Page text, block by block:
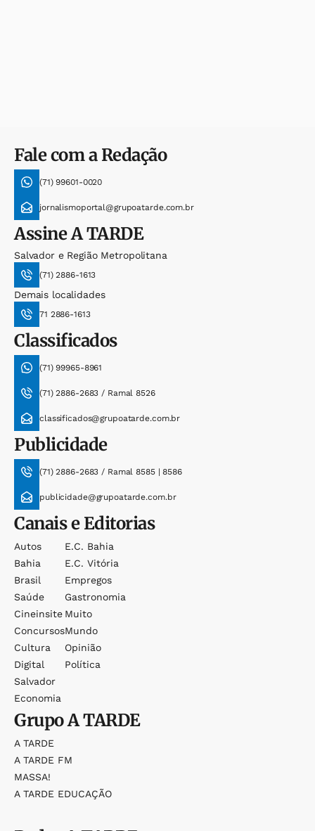
Fale com a Redação
(71) 99601-0020
jornalismoportal@grupoatarde.com.br
AssineA TARDE
Salvador e Região Metropolitana
(71) 2886-1613
Demais localidades
71 2886-1613
Classificados
(71) 99965-8961
(71) 2886-2683 / Ramal 8526
classificados@grupoatarde.com.br
Publicidade
(71) 2886-2683 / Ramal 8585 | 8586
publicidade@grupoatarde.com.br
Canais e Editorias
Autos
Bahia
Brasil
Saúde
Cineinsite
Concursos
Cultura
Digital
Salvador
Economia
E.c. Bahia
E.c. Vitória
Empregos
Gastronomia
Muito
Mundo
Opinião
Política
GrupoA TARDE
A TARDE
A TARDE FM
MASSA!
A TARDE EDUCAÇÃO